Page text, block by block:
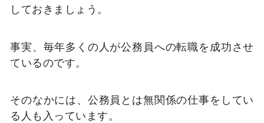
しておきましょう。
事実、毎年多くの人が公務員への転職を成功させ
ているのです。
そのなかには、公務員とは無関係の仕事をしてい
る人も入っています。